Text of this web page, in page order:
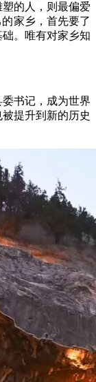
的人，则最偏爱
家乡，首先要了
。唯有对家乡知
书记，成为世界
提升到新的历史